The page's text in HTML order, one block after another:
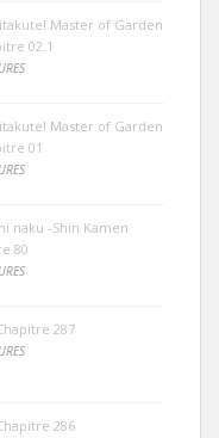
Master of Garden
02.1
Master of Garden
01
naku -Shin Kamen
80
287
286